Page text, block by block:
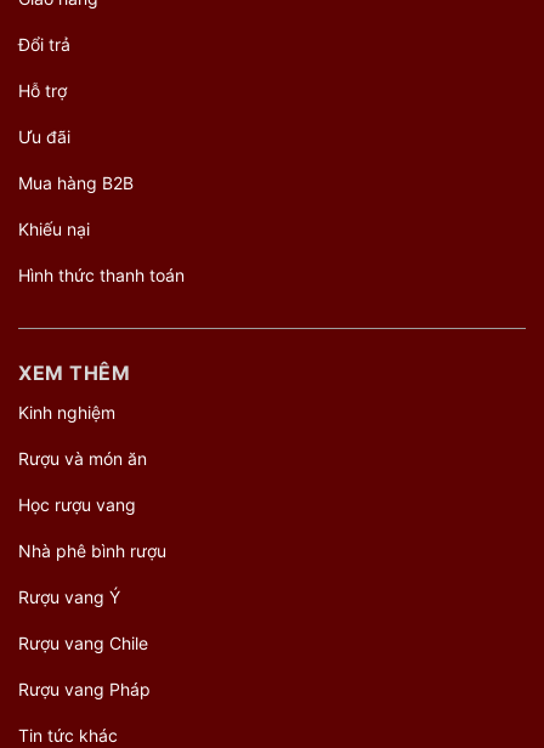
Đổi trả
Hỗ trợ
Ưu đãi
Mua hàng B2B
Khiếu nại
Hình thức thanh toán
XEM THÊM
Kinh nghiệm
Rượu và món ăn
Học rượu vang
Nhà phê bình rượu
Rượu vang Ý
Rượu vang Chile
Rượu vang Pháp
Tin tức khác